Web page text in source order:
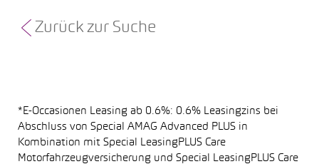
Zurück zur Suche
*E-Occasionen Leasing ab 0.6%: 0.6% Leasingzins bei
Abschluss von Special AMAG Advanced PLUS in
Kombination mit Special LeasingPLUS Care
Motorfahrzeugversicherung und Special LeasingPLUS Care